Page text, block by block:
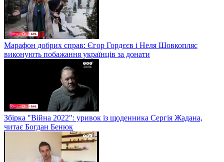
Марафон добрих справ: Єгор Гордєєв і Неля Шовкопляс
виконують побажання українців за донати
Збірка "Війна 2022": уривок із щоденника Сергія Жадана,
читає Богдан Бенюк